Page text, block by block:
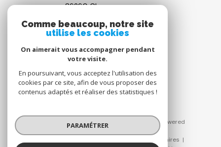
89290 champs-sur-yonne
Adhérents
© 2026 | Tous droits réservés | Traduction powered
by Google |
Nos honoraires
Comme beaucoup, notre site
utilise les cookies
On aimerait vous accompagner pendant
votre visite.
En poursuivant, vous acceptez l'utilisation des
cookies par ce site, afin de vous proposer des
contenus adaptés et réaliser des statistiques !
PARAMÉTRER